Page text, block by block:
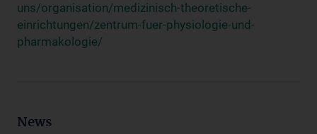
uns/organisation/medizinisch-theoretische-
einrichtungen/zentrum-fuer-physiologie-und-
pharmakologie/
News